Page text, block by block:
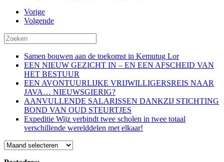
Vorige
Volgende
Samen bouwen aan de toekomst in Kemutug Lor
EEN NIEUW GEZICHT IN – EN EEN AFSCHEID VAN
HET BESTUUR
EEN AVONTUURLIJKE VRIJWILLIGERSREIS NAAR
JAVA… NIEUWSGIERIG?
AANVULLENDE SALARISSEN DANKZIJ STICHTING
BOND VAN OUD STEURTJES
Expeditie Wijz verbindt twee scholen in twee totaal
verschillende werelddelen met elkaar!
Blog